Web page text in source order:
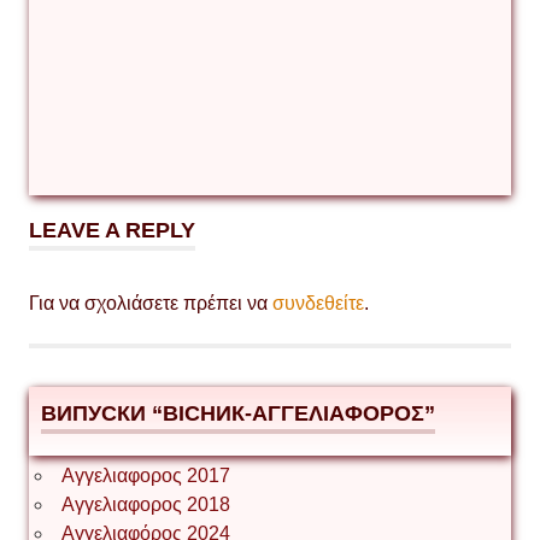
LEAVE A REPLY
Για να σχολιάσετε πρέπει να συνδεθείτε.
ВИПУСКИ “ВІСНИК-ΑΓΓΕΛΙΑΦΟΡΟΣ”
Αγγελιαφορος 2017
Αγγελιαφορος 2018
Αγγελιαφόρος 2024